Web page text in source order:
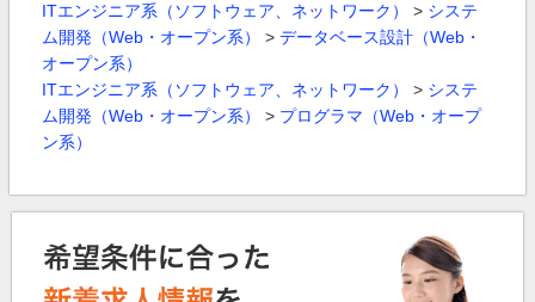
ITエンジニア系（ソフトウェア、ネットワーク）
> システ
ム開発（Web・オープン系）
> データベース設計（Web・
オープン系）
ITエンジニア系（ソフトウェア、ネットワーク）
> システ
ム開発（Web・オープン系）
> プログラマ（Web・オープ
ン系）